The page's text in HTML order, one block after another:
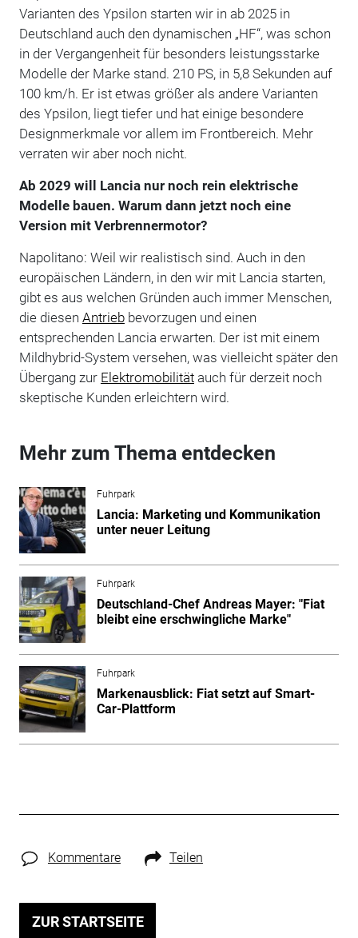
Varianten des Ypsilon starten wir in ab 2025 in
Deutschland auch den dynamischen „HF“, was schon
in der Vergangenheit für besonders leistungsstarke
Modelle der Marke stand. 210 PS, in 5,8 Sekunden auf
100 km/h. Er ist etwas größer als andere Varianten
des Ypsilon, liegt tiefer und hat einige besondere
Designmerkmale vor allem im Frontbereich. Mehr
verraten wir aber noch nicht.
Ab 2029 will Lancia nur noch rein elektrische
Modelle bauen. Warum dann jetzt noch eine
Version mit Verbrennermotor?
Napolitano: Weil wir realistisch sind. Auch in den
europäischen Ländern, in den wir mit Lancia starten,
gibt es aus welchen Gründen auch immer Menschen,
die diesen Antriebbevorzugen und einen
entsprechenden Lancia erwarten. Der ist mit einem
Mildhybrid-System versehen, was vielleicht später den
Übergang zur Elektromobilitätauch für derzeit noch
skeptische Kunden erleichtern wird.
Mehr zum Thema entdecken
Fuhrpark
Lancia: Marketing und Kommunikation
unter neuer Leitung
Fuhrpark
Deutschland-Chef Andreas Mayer: "Fiat
bleibt eine erschwingliche Marke"
Fuhrpark
Markenausblick: Fiat setzt auf Smart-
Car-Plattform
Kommentare Teilen
ZUR STARTSEITE